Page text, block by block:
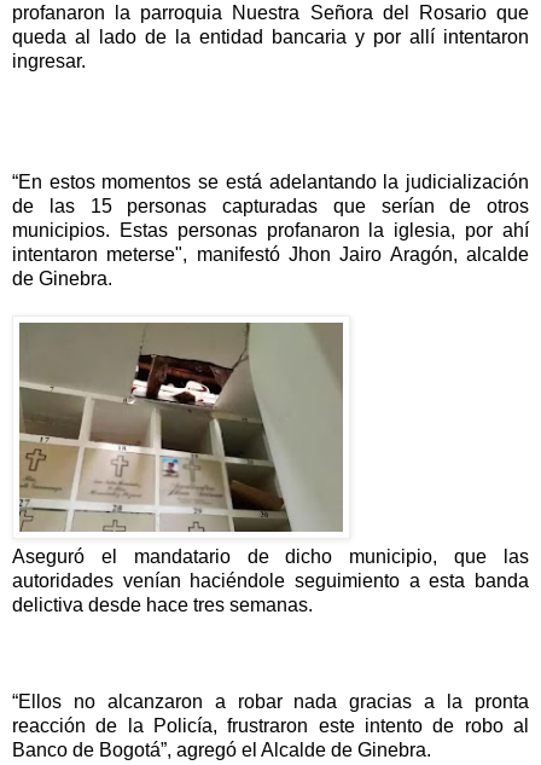
profanaron la parroquia Nuestra Señora del Rosario que
queda al lado de la entidad bancaria y por allí intentaron
ingresar.
“En estos momentos se está adelantando la judicialización
de las 15 personas capturadas que serían de otros
municipios. Estas personas profanaron la iglesia, por ahí
intentaron meterse", manifestó Jhon Jairo Aragón, alcalde
de Ginebra.
Aseguró el mandatario de dicho municipio, que las
autoridades venían haciéndole seguimiento a esta banda
delictiva desde hace tres semanas.
“Ellos no alcanzaron a robar nada gracias a la pronta
reacción de la Policía, frustraron este intento de robo al
Banco de Bogotá”, agregó el Alcalde de Ginebra.